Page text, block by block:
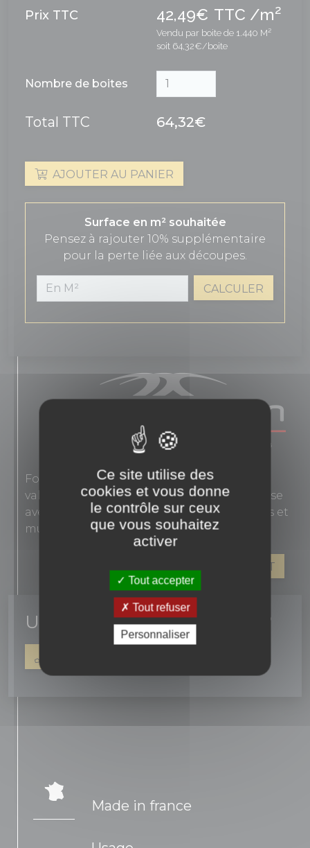
Prix TTC 42,49€ TTC /m2
Vendu par boite de 1.440 M²
soit 64,32€/boite
Nombre de boites
Total TTC 64,32€
AJOUTER AU PANIER
Surface en m² souhaitée
Pensez à rajouter 10% supplémentaire
pour la perte liée aux découpes.
CALCULER
Fondée en 1863, Novoceram interprète les
valeurs authentiques de l'élégance française
avec des carreaux en grès cérame pour sols et
murs.
VOIR LES PRODUITS DE CE FABRICANT
Un conseil ? une question ?
Made in france
Ce site utilise des
cookies et vous donne
le contrôle sur ceux
que vous souhaitez
activer
Tout accepter
Tout refuser
Personnaliser